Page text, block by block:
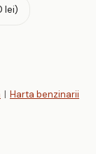
lei)
| Harta benzinarii